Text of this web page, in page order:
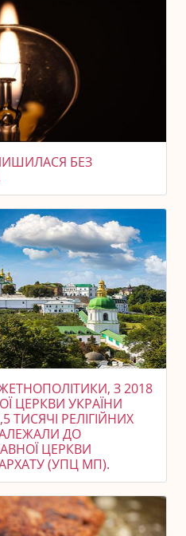
БЕЗ
З 2018
ЦЕРКВИ УКРАЇНИ
РЕЛІГІЙНИХ
ДО
ЦЕРКВИ
(УПЦ МП).